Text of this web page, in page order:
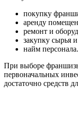
покупку
аренду
ремонт и
закупку сырья
найм персонала.
При выборе
первоначальных
достаточно средств